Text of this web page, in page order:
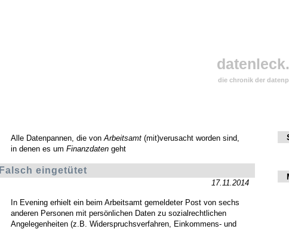
die chronik der
Alle Datenpannen, die von Arbeitsamt(mit)verusacht worden sind,
in denen es um Finanzdatengeht
Falsch eingetütet
17.11.2014
In Evening erhielt ein beim Arbeitsamt gemeldeter Post von sechs
anderen Personen mit persönlichen Daten zu sozialrechtlichen
Angelegenheiten (z.B. Widerspruchsverfahren, Einkommens- und